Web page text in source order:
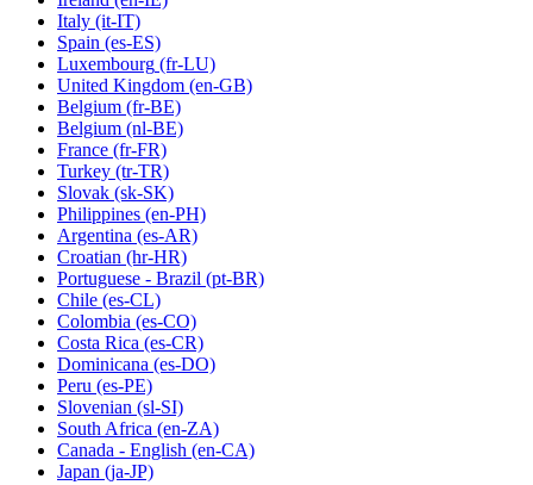
Italy (it-IT)
Spain (es-ES)
Luxembourg (fr-LU)
United Kingdom (en-GB)
Belgium (fr-BE)
Belgium (nl-BE)
France (fr-FR)
Turkey (tr-TR)
Slovak (sk-SK)
Philippines (en-PH)
Argentina (es-AR)
Croatian (hr-HR)
Portuguese - Brazil (pt-BR)
Chile (es-CL)
Colombia (es-CO)
Costa Rica (es-CR)
Dominicana (es-DO)
Peru (es-PE)
Slovenian (sl-SI)
South Africa (en-ZA)
Canada - English (en-CA)
Japan (ja-JP)